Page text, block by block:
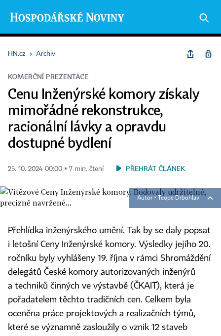
HN.cz › Archiv
KOMERČNÍ PREZENTACE
Cenu Inženýrské komory získaly
mimořádné rekonstrukce,
racionální lávky a opravdu
dostupné bydlení
25. 10. 2024 00:00 ▪ 7 min. čtení PŘEHRÁT ČLÁNEK
Autor ▪ Teope Drbohlav
Přehlídka inženýrského umění. Tak by se daly popsat
i letošní Ceny Inženýrské komory. Výsledky jejího 20.
ročníku byly vyhlášeny 19. října v rámci Shromáždění
delegátů České komory autorizovaných inženýrů
a techniků činných ve výstavbě (ČKAIT), která je
pořadatelem těchto tradičních cen. Celkem byla
oceněna práce projektových a realizačních týmů,
které se významně zasloužily o vznik 12 staveb